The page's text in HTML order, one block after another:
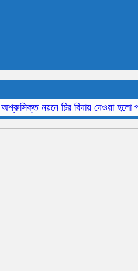
নয়নে চির বিদায় দেওয়া হলো প্রবীন